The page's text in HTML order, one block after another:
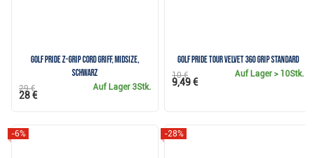
Golf Pride Z-Grip Cord Griff, MIDSIZE,
schwarz
Auf Lager3Stk.
29 €
28 €
Golf Pride Tour Velvet 360 Grip Standard
Auf Lager> 10Stk.
10 €
9,49 €
-6% -28%